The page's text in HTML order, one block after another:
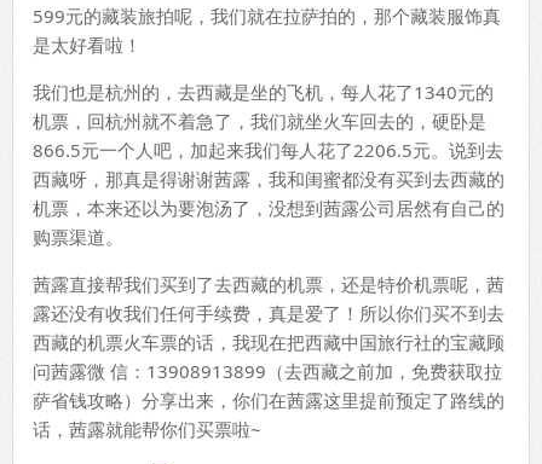
599元的藏装旅拍呢，我们就在拉萨拍的，那个藏装服饰真
是太好看啦！
我们也是杭州的，去西藏是坐的飞机，每人花了1340元的
机票，回杭州就不着急了，我们就坐火车回去的，硬卧是
866.5元一个人吧，加起来我们每人花了2206.5元。说到去
西藏呀，那真是得谢谢茜露，我和闺蜜都没有买到去西藏的
机票，本来还以为要泡汤了，没想到茜露公司居然有自己的
购票渠道。
茜露直接帮我们买到了去西藏的机票，还是特价机票呢，茜
露还没有收我们任何手续费，真是爱了！所以你们买不到去
西藏的机票火车票的话，我现在把西藏中国旅行社的宝藏顾
问茜露微 信：13908913899（去西藏之前加，免费获取拉
萨省钱攻略）分享出来，你们在茜露这里提前预定了路线的
话，茜露就能帮你们买票啦~